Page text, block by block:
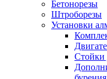
Бетонорезы
Штроборезы
Установки
Стойки